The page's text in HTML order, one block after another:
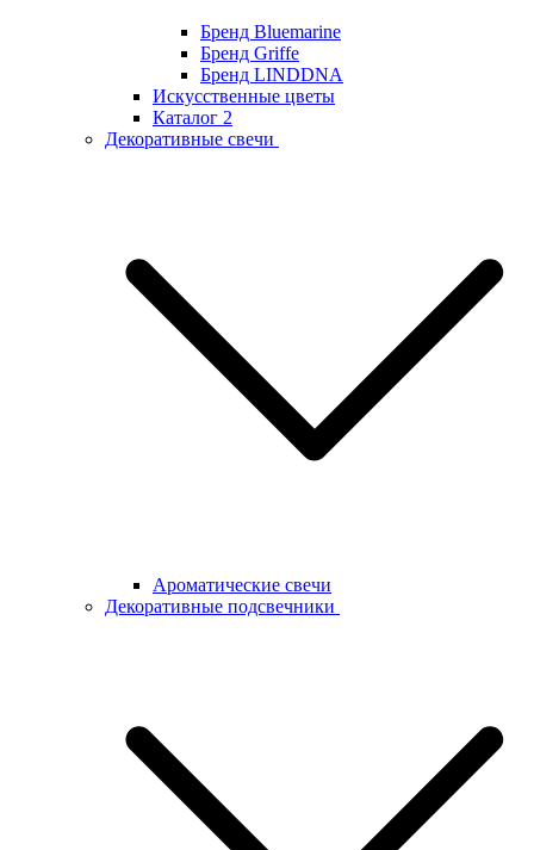
Бренд Bluemarine
Бренд Griffe
Бренд LINDDNA
Искусственные цветы
Каталог 2
Декоративные свечи
Ароматические свечи
Декоративные подсвечники